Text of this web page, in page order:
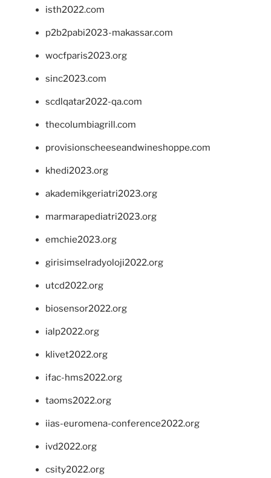
isth2022.com
p2b2pabi2023-makassar.com
wocfparis2023.org
sinc2023.com
scdlqatar2022-qa.com
thecolumbiagrill.com
provisionscheeseandwineshoppe.com
khedi2023.org
akademikgeriatri2023.org
marmarapediatri2023.org
emchie2023.org
girisimselradyoloji2022.org
utcd2022.org
biosensor2022.org
ialp2022.org
klivet2022.org
ifac-hms2022.org
taoms2022.org
iias-euromena-conference2022.org
ivd2022.org
csity2022.org